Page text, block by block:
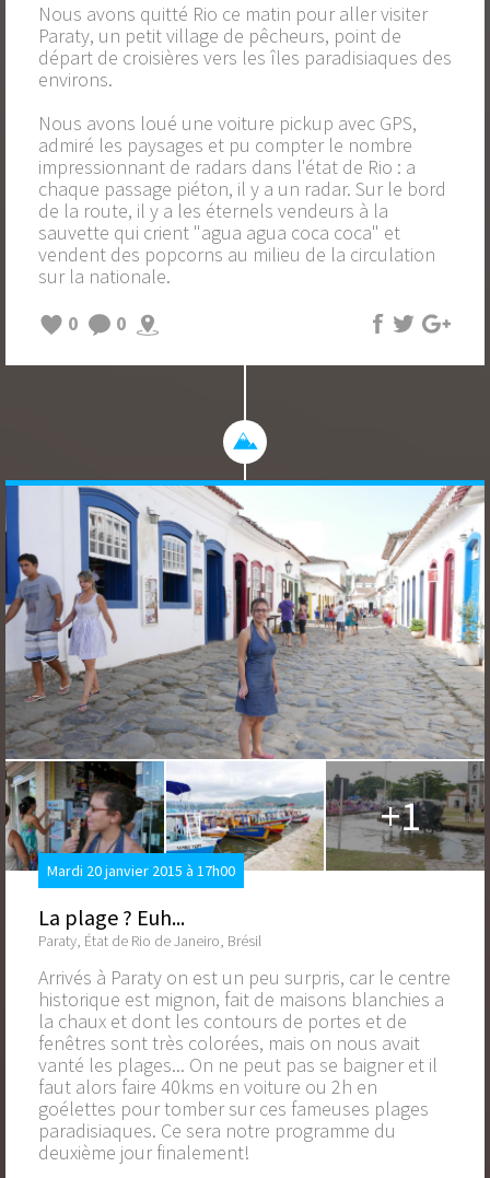
Nous avons quitté Rio ce matin pour aller visiter
Paraty, un petit village de pêcheurs, point de
départ de croisières vers les îles paradisiaques des
environs.
Nous avons loué une voiture pickup avec GPS,
admiré les paysages et pu compter le nombre
impressionnant de radars dans l'état de Rio : a
chaque passage piéton, il y a un radar. Sur le bord
de la route, il y a les éternels vendeurs à la
sauvette qui crient "agua agua coca coca" et
vendent des popcorns au milieu de la circulation
sur la nationale.
0
0
+1
Mardi 20 janvier 2015 à 17h00
La plage ? Euh...
Paraty, État de Rio de Janeiro, Brésil
Arrivés à Paraty on est un peu surpris, car le centre
historique est mignon, fait de maisons blanchies a
la chaux et dont les contours de portes et de
fenêtres sont très colorées, mais on nous avait
vanté les plages... On ne peut pas se baigner et il
faut alors faire 40kms en voiture ou 2h en
goélettes pour tomber sur ces fameuses plages
paradisiaques. Ce sera notre programme du
deuxième jour finalement!